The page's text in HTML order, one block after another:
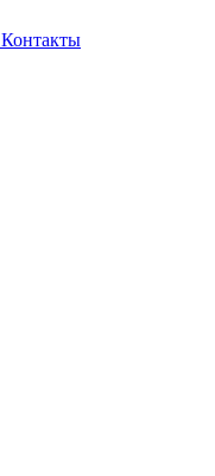
Контакты